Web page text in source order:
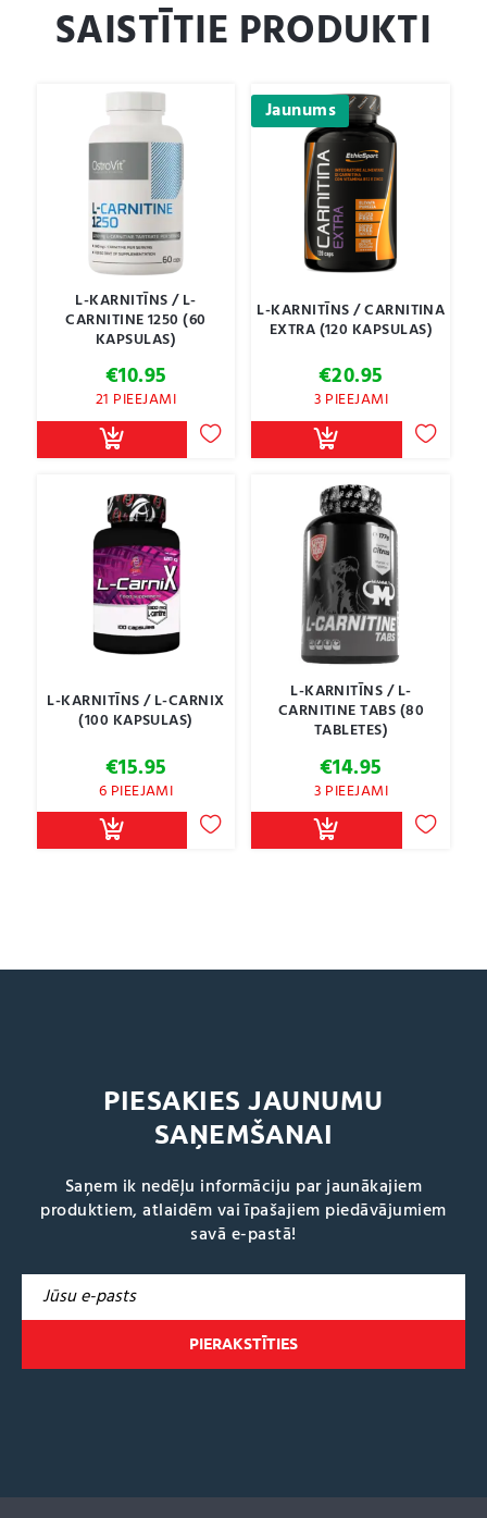
SAISTĪTIE PRODUKTI
L-KARNITĪNS / L-
CARNITINE 1250 (60
KAPSULAS)
€10.95
21 PIEEJAMI
Jaunums
L-KARNITĪNS / CARNITINA
EXTRA (120 KAPSULAS)
€20.95
3 PIEEJAMI
L-KARNITĪNS / L-CARNIX
(100 KAPSULAS)
€15.95
6 PIEEJAMI
L-KARNITĪNS / L-
CARNITINE TABS (80
TABLETES)
€14.95
3 PIEEJAMI
PIESAKIES JAUNUMU
SAŅEMŠANAI
Saņem ik nedēļu informāciju par jaunākajiem
produktiem, atlaidēm vai īpašajiem piedāvājumiem
savā e-pastā!
t